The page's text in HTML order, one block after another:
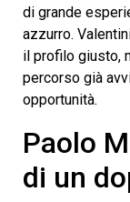
di grande
azzurro.
il profilo giusto,
percorso già
opportunità.
Paolo
di un